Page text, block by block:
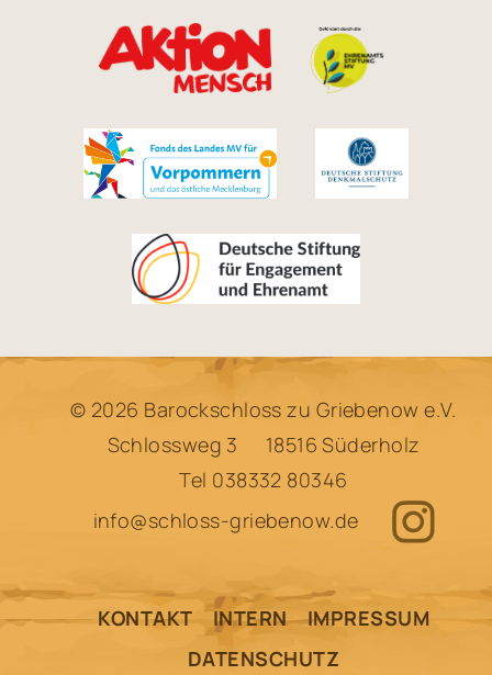
© 2026 Barockschloss zu Griebenow e.V.
Schlossweg 3
18516 Süderholz
Tel 038332 80346
info@schloss-griebenow.de
KONTAKT INTERN
IMPRESSUM
DATENSCHUTZ